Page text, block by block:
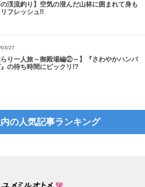
の渓流釣り】空気の澄んだ山林に囲まれて身も
フレッシュ!!
27
らり一人旅～御殿場編②～】『さわやかハンバ
の待ち時間にビックリ!?
の人気記事ランキング